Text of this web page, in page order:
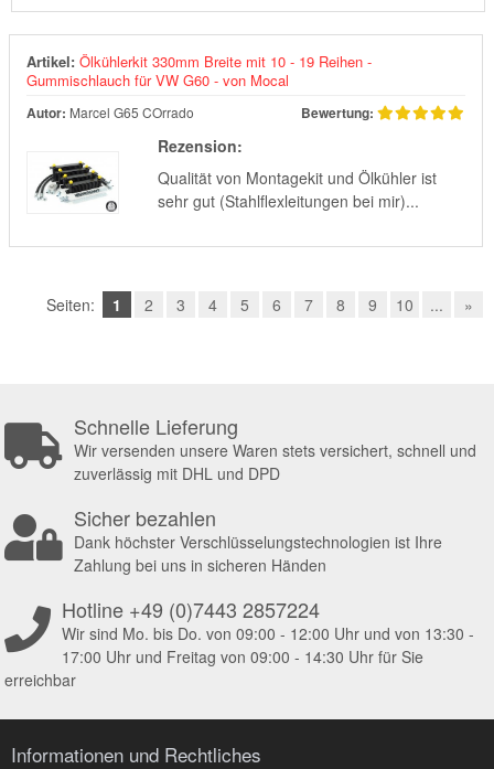
Artikel: Ölkühlerkit 330mm Breite mit 10 - 19 Reihen -
Gummischlauch für VW G60 - von Mocal
Autor: Marcel G65 COrrado Bewertung:
Rezension:
Qualität von Montagekit und Ölkühler ist
sehr gut (Stahlflexleitungen bei mir)...
Seiten: 1 2 3 4 5 6 7 8 9 10 ... »
Schnelle Lieferung
Wir versenden unsere Waren stets versichert, schnell und
zuverlässig mit DHL und DPD
Sicher bezahlen
Dank höchster Verschlüsselungstechnologien ist Ihre
Zahlung bei uns in sicheren Händen
Hotline +49 (0)7443 2857224
Wir sind Mo. bis Do. von 09:00 - 12:00 Uhr und von 13:30 -
17:00 Uhr und Freitag von 09:00 - 14:30 Uhr für Sie
erreichbar
Informationen und Rechtliches